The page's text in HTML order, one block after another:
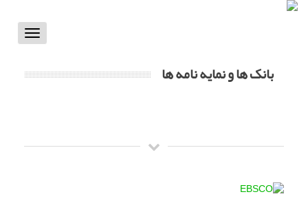
Toggle
بانک ها و نمایه نامه ها